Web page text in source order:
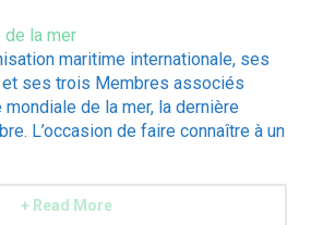
maritime internationale, ses
ses trois Membres associés
de la mer, la dernière
L’occasion de faire connaître à un
+ Read More